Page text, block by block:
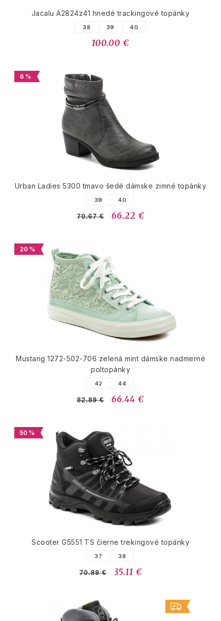
Jacalu A2824z41 hnedé trackingové topánky
38 39 40
100.00 €
6 %
Urban Ladies 5300 tmavo šedé dámske zimné topánky
39 40
70.67 € 66.22 €
20 %
Mustang 1272-502-706 zelená mint dámske nadmerné
poltopánky
42 44
82.89 € 66.44 €
50 %
Scooter G5551 TS čierne trekingové topánky
37 38
70.89 € 35.11 €